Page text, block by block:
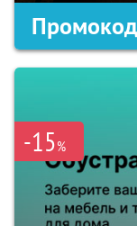
Промокод
-15%